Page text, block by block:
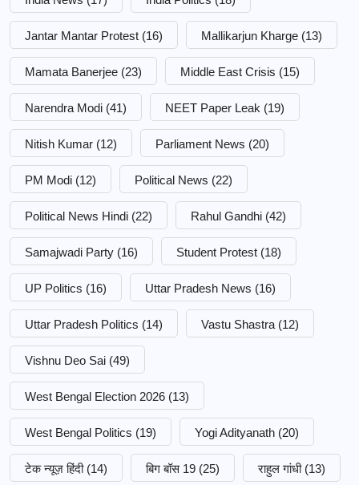
Jantar Mantar Protest (16) Mallikarjun Kharge (13)
Mamata Banerjee (23) Middle East Crisis (15)
Narendra Modi (41) NEET Paper Leak (19)
Nitish Kumar (12) Parliament News (20)
PM Modi (12) Political News (22)
Political News Hindi (22) Rahul Gandhi (42)
Samajwadi Party (16) Student Protest (18)
UP Politics (16) Uttar Pradesh News (16)
Uttar Pradesh Politics (14) Vastu Shastra (12)
Vishnu Deo Sai (49)
West Bengal Election 2026 (13)
West Bengal Politics (19) Yogi Adityanath (20)
टेक न्यूज़ हिंदी (14) बिग बॉस 19 (25) राहुल गांधी (13)